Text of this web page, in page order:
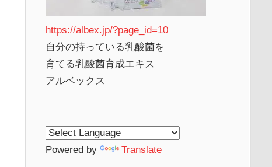
https://albex.jp/?page_id=10
自分の持っている乳酸菌を
育てる乳酸菌育成エキス
アルベックス
Powered by Translate